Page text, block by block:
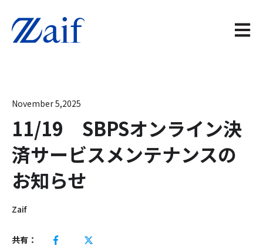
メイン
November 5,2025
11/19 SBPSオンライン決
済サービスメンテナンスの
お知らせ
Zaif
共有：